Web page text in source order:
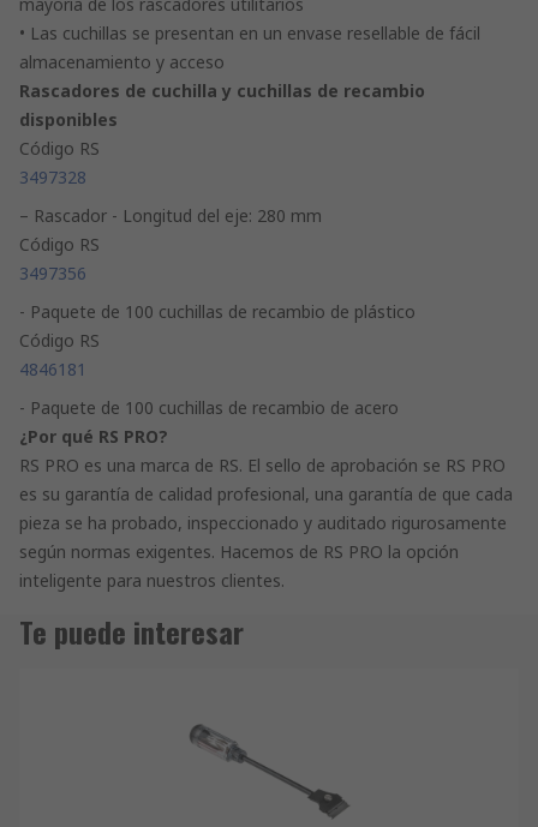
• Las cuchillas se presentan en un envase resellable de fácil
almacenamiento y acceso
Rascadores de cuchilla y cuchillas de recambio
disponibles
Código RS
3497328
– Rascador - Longitud del eje: 280 mm
Código RS
3497356
- Paquete de 100 cuchillas de recambio de plástico
Código RS
4846181
- Paquete de 100 cuchillas de recambio de acero
¿Por qué RS PRO?
RS PRO es una marca de RS. El sello de aprobación se RS PRO
es su garantía de calidad profesional, una garantía de que cada
pieza se ha probado, inspeccionado y auditado rigurosamente
según normas exigentes. Hacemos de RS PRO la opción
inteligente para nuestros clientes.
Te puede interesar